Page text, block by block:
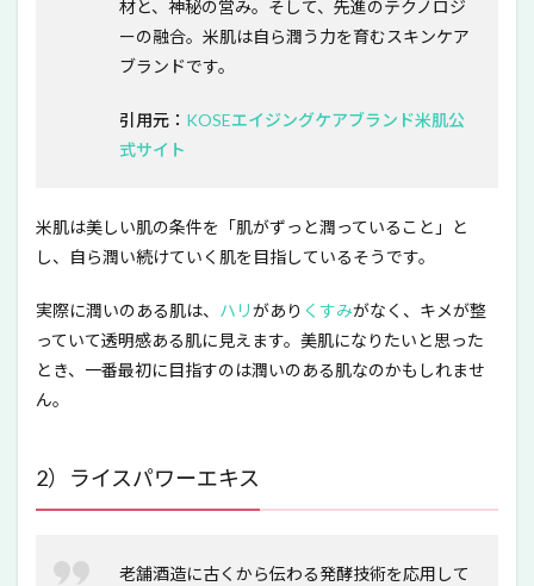
ル美
白体
感セ
ト」
まと
め
材と、神秘の営み。そして、先進のテクノロジ
ーの融合。米肌は自ら潤う力を育むスキンケア
ブランドです。
引用元： KOSEエイジングケアブランド米肌公
式サイト
米肌は美しい肌の条件を「肌がずっと潤っていること」と
し、自ら潤い続けていく肌を目指しているそうです。
実際に潤いのある肌は、 ハリがあり くすみがなく、キメが整
っていて透明感ある肌に見えます。美肌になりたいと思った
とき、一番最初に目指すのは潤いのある肌なのかもしれませ
ん。
2）ライスパワーエキス
老舗酒造に古くから伝わる発酵技術を応用して